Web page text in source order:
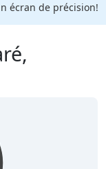
écran de précision!